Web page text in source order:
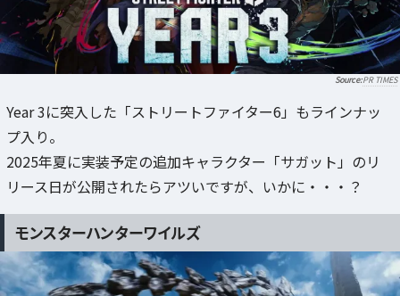
PR TIMES
Year 3に突入した「ストリートファイター6」もラインナッ
プ入り。
2025年夏に実装予定の追加キャラクター「サガット」のリ
リース日が公開されたらアツいですが、いかに・・・？
モンスターハンターワイルズ